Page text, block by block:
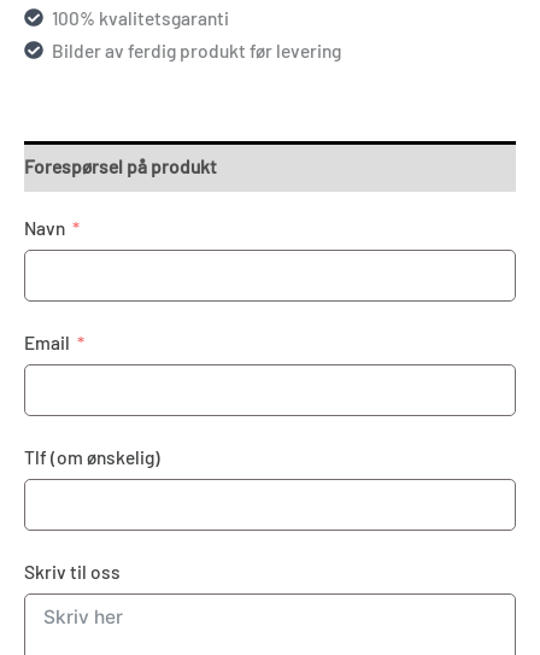
100% kvalitetsgaranti
Bilder av ferdig produkt før levering
Forespørsel på produkt
Navn
Email
Tlf (om ønskelig)
Skriv til oss